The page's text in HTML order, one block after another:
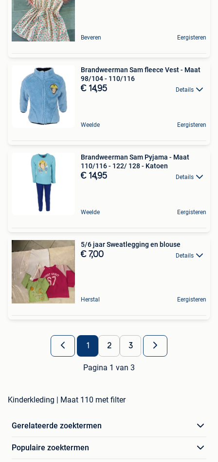
Beveren Eergisteren
Brandweerman Sam fleece Vest - Maat
98/104 - 110/116
€ 14,95 Details
Weelde Eergisteren
Brandweerman Sam Pyjama - Maat
110/116 - 122/ 128 - Katoen
€ 14,95 Details
Weelde Eergisteren
5/6 jaar Sweatlegging en blouse
€ 7,00 Details
Herstal Eergisteren
1 2 3
Pagina 1 van 3
Kinderkleding | Maat 110 met filter
Gerelateerde zoektermen
Populaire zoektermen